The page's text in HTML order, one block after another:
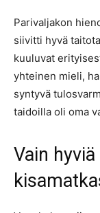
Parivaljakon
siivitti hyvä
kuuluvat
yhteinen mieli,
syntyvä
taidoilla oli oma
Vain